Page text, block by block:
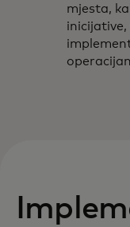
mjesta,
inicijative,